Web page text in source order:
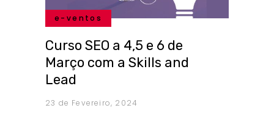
e-ventos
Curso SEO a 4,5 e 6 de
Março com a Skills and
Lead
23 de Fevereiro, 2024